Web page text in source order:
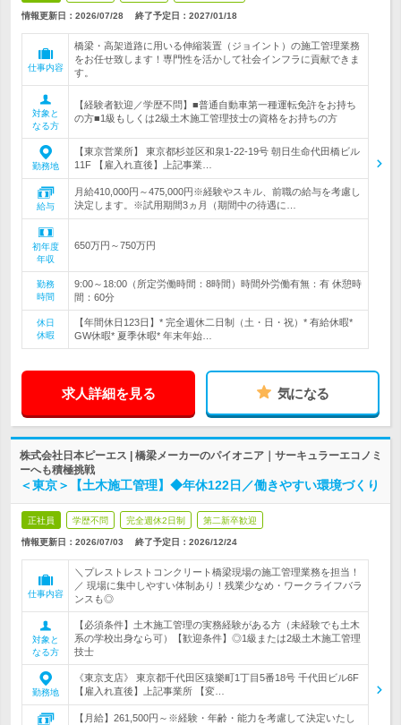
情報更新日：2026/07/28 終了予定日： 2027/01/18
仕事内容
橋梁・高架道路に用いる伸縮装置（ジョイント）の施工管理業務
をお任せ致します！専門性を活かして社会インフラに貢献できま
す。
対象と
なる方
【経験者歓迎／学歴不問】■普通自動車第一種運転免許をお持ち
の方■1級もしくは2級土木施工管理技士の資格をお持ちの方
勤務地
【東京営業所】 東京都杉並区和泉1-22-19号 朝日生命代田橋ビル
11F 【雇入れ直後】上記事業…
給与
月給410,000円～475,000円※経験やスキル、前職の給与を考慮し
決定します。※試用期間3ヵ月（期間中の待遇に…
初年度
年収
650万円～750万円
勤務
時間
9:00～18:00（所定労働時間：8時間）時間外労働有無：有 休憩時
間：60分
休日
休暇
【年間休日123日】* 完全週休二日制（土・日・祝）* 有給休暇*
GW休暇* 夏季休暇* 年末年始…
求人詳細を見る 気になる
株式会社日本ピーエス | 橋梁メーカーのパイオニア｜サーキュラーエコノミ
ーへも積極挑戦
＜東京＞【土木施工管理】◆年休122日／働きやすい環境づくり
正社員 学歴不問 完全週休2日制 第二新卒歓迎
情報更新日：2026/07/03 終了予定日： 2026/12/24
仕事内容
＼プレストレストコンクリート橋梁現場の施工管理業務を担当！
／ 現場に集中しやすい体制あり！残業少なめ・ワークライフバラ
ンスも◎
対象と
なる方
【必須条件】土木施工管理の実務経験がある方（未経験でも土木
系の学校出身なら可）【歓迎条件】◎1級または2級土木施工管理
技士
勤務地
《東京支店》 東京都千代田区猿樂町1丁目5番18号 千代田ビル6F
【雇入れ直後】上記事業所 【変…
【月給】261,500円～※経験・年齢・能力を考慮して決定いたし